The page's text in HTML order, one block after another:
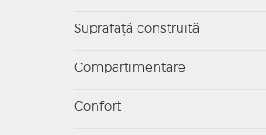
Suprafaţă construită
Compartimentare
Confort